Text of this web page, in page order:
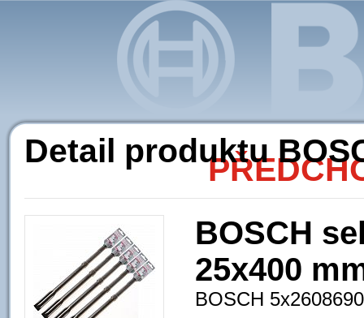
Detail produktu
BOSCH
25x400
BOSCH